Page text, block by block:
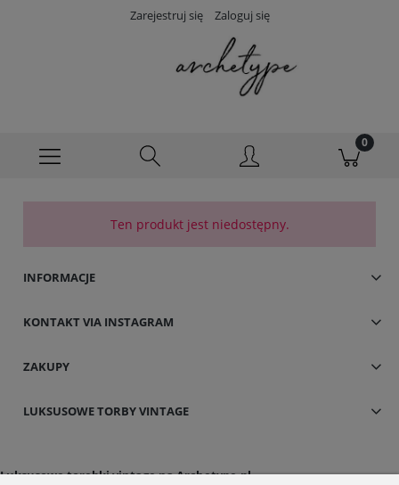
Zarejestruj się Zaloguj się
Ten produkt jest niedostępny.
INFORMACJE
KONTAKT VIA INSTAGRAM
ZAKUPY
LUKSUSOWE TORBY VINTAGE
Luksusowe torebki vintage na Archetype.pl